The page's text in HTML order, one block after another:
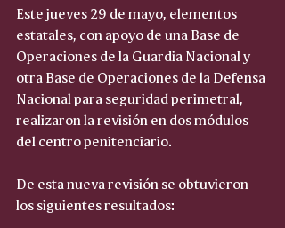
Este jueves 29 de mayo, elementos
estatales, con apoyo de una Base de
Operaciones de la Guardia Nacional y
otra Base de Operaciones de la Defensa
Nacional para seguridad perimetral,
realizaron la revisión en dos módulos
del centro penitenciario.
De esta nueva revisión se obtuvieron
los siguientes resultados: